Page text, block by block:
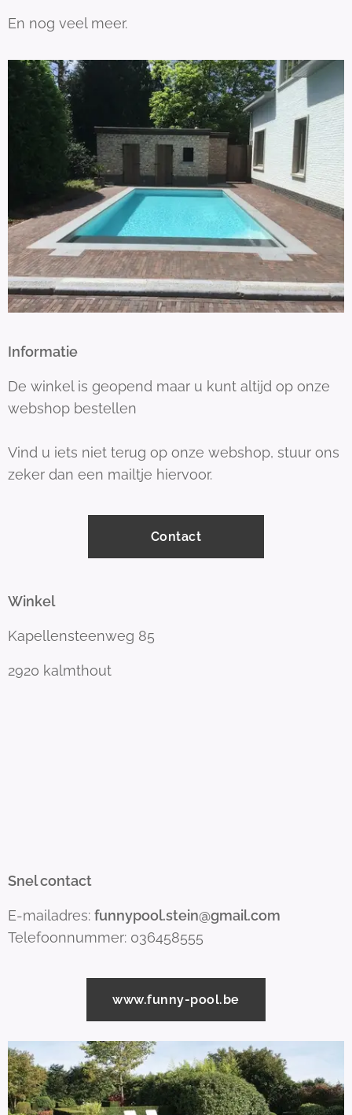
En nog veel meer.
Informatie
De winkel is geopend maar u kunt altijd op onze
webshop bestellen
Vind u iets niet terug op onze webshop, stuur ons
zeker dan een mailtje hiervoor.
Contact
Winkel
Kapellensteenweg 85
2920 kalmthout
Snel contact
E-mailadres: funnypool.stein@gmail.com
Telefoonnummer: 036458555
www.funny-pool.be